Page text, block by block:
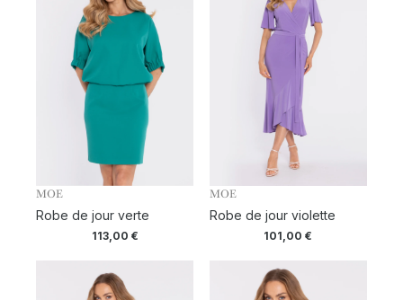
MOE
Robe de jour verte
113,00 €
MOE
Robe de jour violette
101,00€